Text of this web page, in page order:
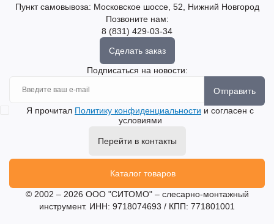
Пункт самовывоза: Московское шоссе, 52, Нижний Новгород
Позвоните нам:
8 (831) 429-03-34
Сделать заказ
Подписаться на новости:
Отправить
Я прочитал Политику конфиденциальности и согласен с
условиями
Перейти в контакты
Каталог товаров
© 2002 – 2026 ООО "СИТОМО" – слесарно-монтажный
инструмент. ИНН: 9718074693 / КПП: 771801001